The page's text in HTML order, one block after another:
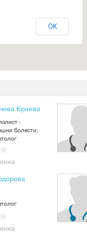
OK
Краева
-
болести,